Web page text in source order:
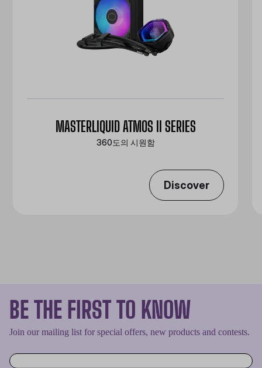
MASTERLIQUID ATMOS II SERIES
360도의 시원함
Discover
BE THE FIRST TO KNOW
Join our mailing list for special offers, new products and contests.